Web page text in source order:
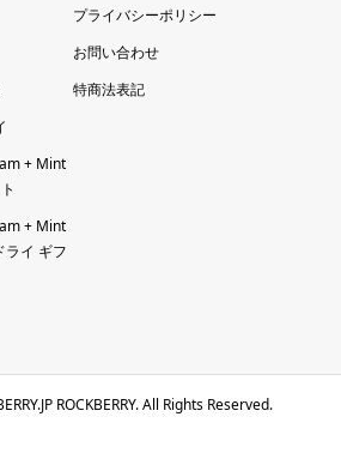
+ Mint
+ Mint
ライ ギフ
プライバシーポリシー
お問い合わせ
特商法表記
ROCKBERRY. All Rights Reserved.